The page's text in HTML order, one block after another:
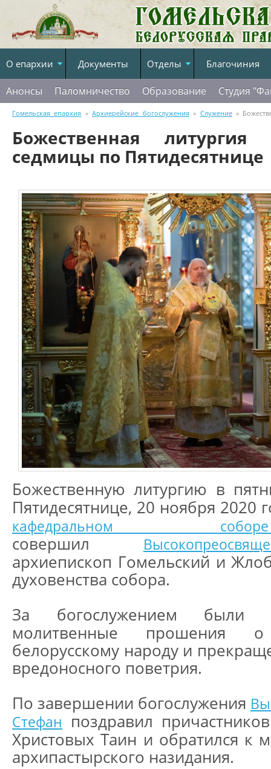
О епархии Документы Отделы Благочиния
Анонсы Паломничество Образование Студия
Гомельская епархия »Архиерейские богослужения» Служение»
Пятидесятнице
Божественная
седмицы по Пятидесятнице
Божественную литургию в
Пятидесятнице, 20 ноября 2020
кафедральном
совершил
архиепископ Гомельский и
духовенства собора.
За богослужением были
молитвенные прошения
белорусскому народу и
вредоносного поветрия.
По завершении богослужения
Стефан поздравил
Христовых Таин и обратился к
архипастырского назидания.